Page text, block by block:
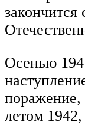
Осенью
поражение,
летом